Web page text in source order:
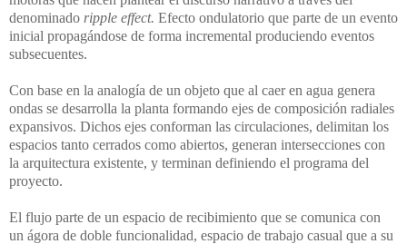
denominado ripple effect. Efecto ondulatorio que parte de un evento
inicial propagándose de forma incremental produciendo eventos
subsecuentes.
Con base en la analogía de un objeto que al caer en agua genera
ondas se desarrolla la planta formando ejes de composición radiales
expansivos. Dichos ejes conforman las circulaciones, delimitan los
espacios tanto cerrados como abiertos, generan intersecciones con
la arquitectura existente, y terminan definiendo el programa del
proyecto.
El flujo parte de un espacio de recibimiento que se comunica con
un ágora de doble funcionalidad, espacio de trabajo casual que a su